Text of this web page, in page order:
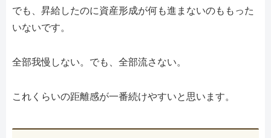
でも、昇給したのに資産形成が何も進まないのももった
いないです。
全部我慢しない。でも、全部流さない。
これくらいの距離感が一番続けやすいと思います。